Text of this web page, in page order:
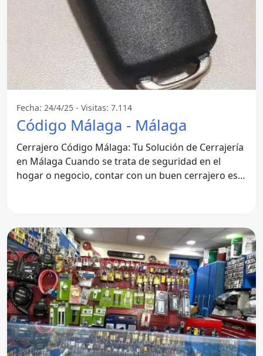
Fecha: 24/4/25 - Visitas: 7.114
Código Málaga - Málaga
Cerrajero Código Málaga: Tu Solución de Cerrajería
en Málaga Cuando se trata de seguridad en el
hogar o negocio, contar con un buen cerrajero es